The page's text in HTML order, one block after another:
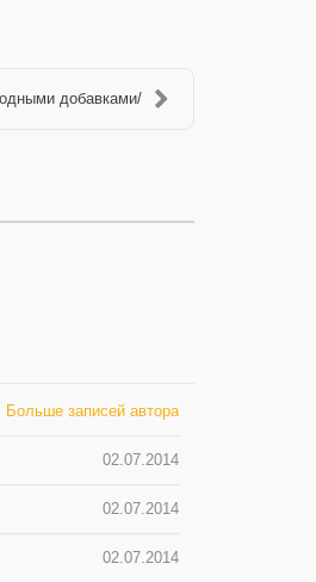
добавками/
Больше записей автора
02.07.2014
02.07.2014
02.07.2014